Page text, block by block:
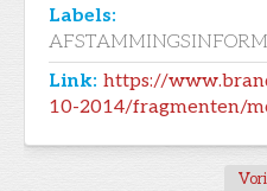
Labels:
Link: https://
10-2014/fragmenten/